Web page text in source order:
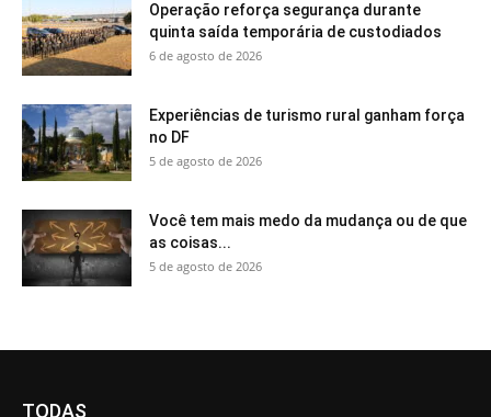
Operação reforça segurança durante
quinta saída temporária de custodiados
6 de agosto de 2026
Experiências de turismo rural ganham força
no DF
5 de agosto de 2026
Você tem mais medo da mudança ou de que
as coisas...
5 de agosto de 2026
TODAS